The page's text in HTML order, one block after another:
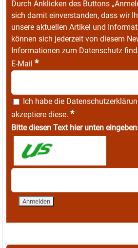
Durch Anklicken des Buttons
sich damit einverstanden, dass wir
unsere aktuellen Artikel und
können sich jederzeit von diesem
Informationen zum Datenschutz
E-Mail *
Ich habe die
akzeptiere diese. *
Bitte diesen Text hier unten